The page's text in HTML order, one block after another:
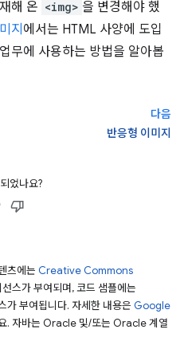
해 온 <img> 을 변경해야 했
지 에서는 HTML 사양에 도입
무에 사용하는 방법을 알아봅
다음
반응형 이미지
었나요?
츠에는 Creative Commons
스가 부여되며, 코드 샘플에는
가 부여됩니다. 자세한 내용은 Google
. 자바는 Oracle 및/또는 Oracle 계열